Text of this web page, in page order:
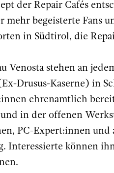
der Repair Cafés
begeisterte Fans
in Südtirol, die
Venosta stehen an
Drusus-Kaserne) in
ehrenamtlich
in der offenen
PC-Expert:innen
Interessierte können